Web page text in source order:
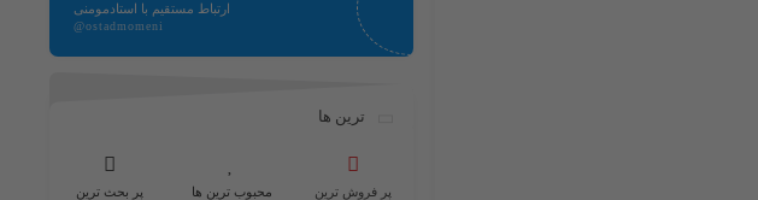
ارتباط مستقیم با استادمومنی
@ostadmomeni
ترین ها
پر فروش ترین محبوب ترین ها پر بحث ترین